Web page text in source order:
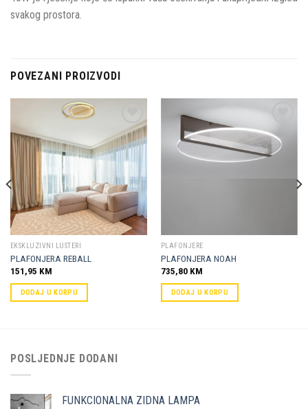
svakog prostora.
POVEZANI PROIZVODI
EKSKLUZIVNI LUSTERI
PLAFONJERA REBALL
151,95 KM
DODAJ U KORPU
Dodaj u
PLAFONJERE
PLAFONJERA NOAH
735,80 KM
DODAJ U KORPU
POSLJEDNJE DODANI
FUNKCIONALNA ZIDNA LAMPA